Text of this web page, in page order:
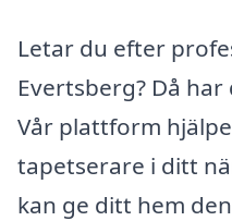
Letar du efter
Evertsberg? Då
Vår plattform
tapetserare i ditt
kan ge ditt hem